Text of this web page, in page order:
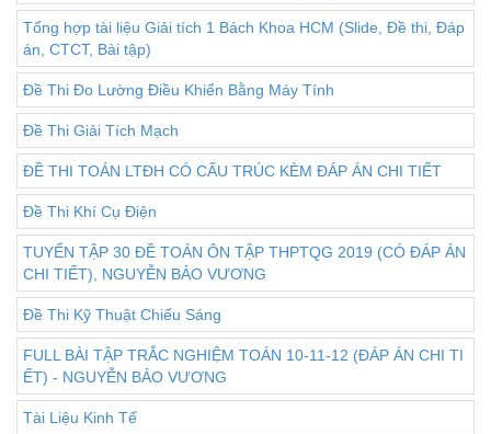
Tổng hợp tài liệu Giải tích 1 Bách Khoa HCM (Slide, Đề thi, Đáp
án, CTCT, Bài tập)
Đề Thi Đo Lường Điều Khiển Bằng Máy Tính
Đề Thi Giải Tích Mạch
ĐỀ THI TOÁN LTĐH CÓ CẤU TRÚC KÈM ĐÁP ÁN CHI TIẾT
Đề Thi Khí Cụ Điện
TUYỂN TẬP 30 ĐỀ TOÁN ÔN TẬP THPTQG 2019 (CÓ ĐÁP ÁN
CHI TIẾT), NGUYỄN BẢO VƯƠNG
Đề Thi Kỹ Thuật Chiếu Sáng
FULL BÀI TẬP TRẮC NGHIỆM TOÁN 10-11-12 (ĐÁP ÁN CHI TI
ẾT) - NGUYỄN BẢO VƯƠNG
Tài Liệu Kinh Tế